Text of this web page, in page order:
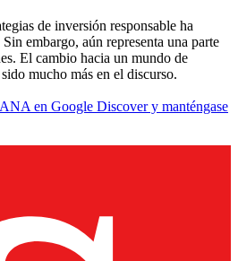
de inversión responsable ha
embargo, aún representa una parte
El cambio hacia un mundo de
mucho más en el discurso.
en Google Discover y manténgase